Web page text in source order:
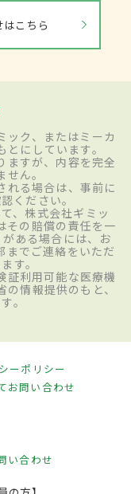
こちら
ック、またはミーカ
にしています。
ますが、内容を完全
ん。
れる場合は、事前に
ください。
、株式会社ギミッ
その賠償の責任を一
ある場合には、お
までご連絡をいただ
す。
証利用可能な医療機
情報提供のもと、
。
ーポリシー
お問い合わせ
い合わせ